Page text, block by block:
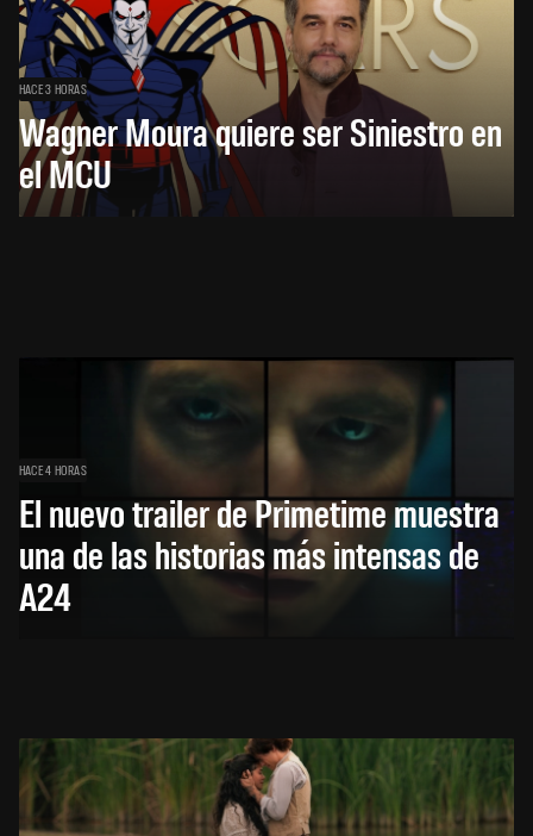
HACE 3 HORAS
Wagner Moura quiere ser Siniestro en
el MCU
HACE 4 HORAS
El nuevo trailer de Primetime muestra
una de las historias más intensas de
A24